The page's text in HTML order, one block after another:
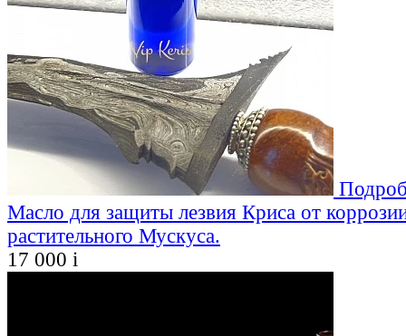
Масло для защиты лезвия Криса от
растительного Мускуса.
17 000 i